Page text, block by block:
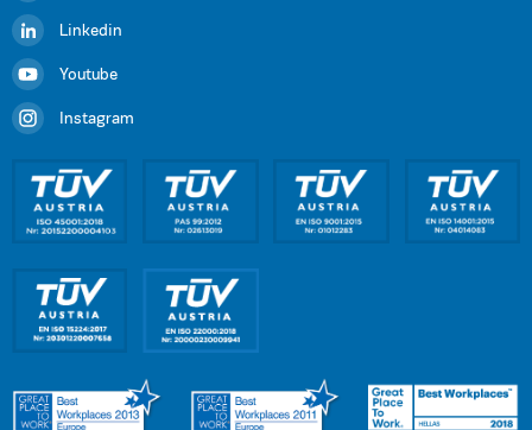
Linkedin
Youtube
Instagram